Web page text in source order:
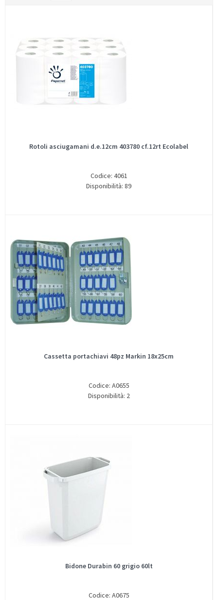
Rotoli asciugamani d.e.12cm 403780 cf.12rt Ecolabel
Codice: 4061
Disponibilità: 89
Cassetta portachiavi 48pz Markin 18x25cm
Codice: A0655
Disponibilità: 2
Bidone Durabin 60 grigio 60lt
Codice: A0675